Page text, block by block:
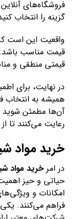
فروشگاه‌های
گزینه را انتخاب
واقعیت این است
قیمت مناسب باشد.
قیمتی منطقی و
در نهایت، برای
همیشه به انتخاب
آن‌ها مطمئن شوید
رعایت می‌کنند تا
خرید مواد
در امرخرید مواد
حیاتی و حیز
امکانات و
فراهم می‌کنند.